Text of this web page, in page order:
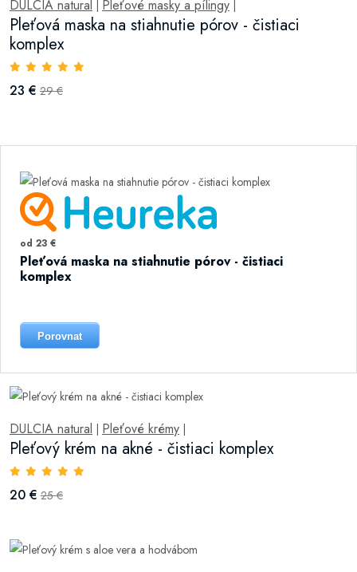
DULCIA natural Pleťové masky a pílingy
Pleťová maska na stiahnutie pórov - čistiaci
komplex
23 € 29 €
od 23 €
Pleťová maska na stiahnutie pórov - čistiaci
komplex
Porovnat
DULCIA natural Pleťové krémy
Pleťový krém na akné - čistiaci komplex
20 € 25 €